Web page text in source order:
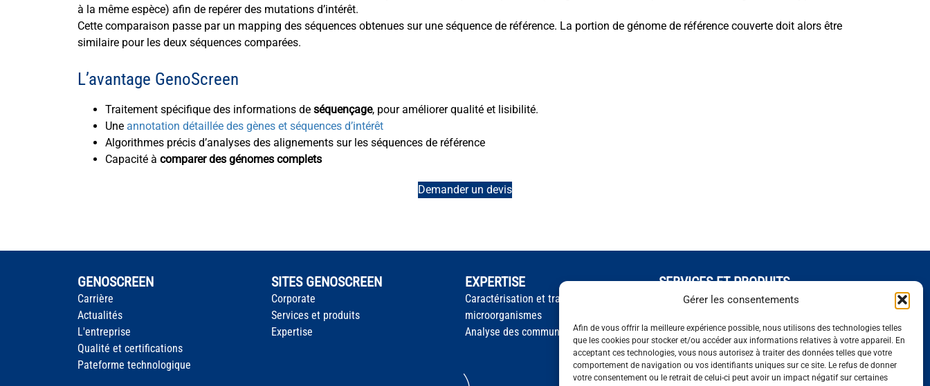
Gérer les consentements
Afin de vous offrir la meilleure expérience possible, nous utilisons des technologies telles
que les cookies pour stocker et/ou accéder aux informations relatives à votre appareil. En
acceptant ces technologies, vous nous autorisez à traiter des données telles que votre
comportement de navigation ou vos identifiants uniques sur ce site. Le refus de donner
votre consentement ou le retrait de celui-ci peut avoir un impact négatif sur certaines
à la même espèce) afin de repérer des mutations d’intérêt.
Cette comparaison passe par un mapping des séquences obtenues sur une séquence de référence. La portion de génome de référence couverte doit alors être
similaire pour les deux séquences comparées.
L’avantage GenoScreen
Traitement spécifique des informations de séquençage, pour améliorer qualité et lisibilité.
Une annotation détaillée des gènes et séquences d’intérêt
Algorithmes précis d’analyses des alignements sur les séquences de référence
Capacité à comparer des génomes complets
Demander un devis
GENOSCREEN
Carrière
Actualités
L'entreprise
Qualité et certifications
Pateforme technologique
SITES GENOSCREEN
Corporate
Services et produits
Expertise
EXPERTISE
Caractérisation et traçage des
microorganismes
Analyse des communautés microbiennes
SERVICES ET PRODUITS
Séquençage
Expression de gènes
Bioinformatique